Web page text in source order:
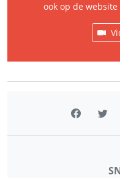
ook op de